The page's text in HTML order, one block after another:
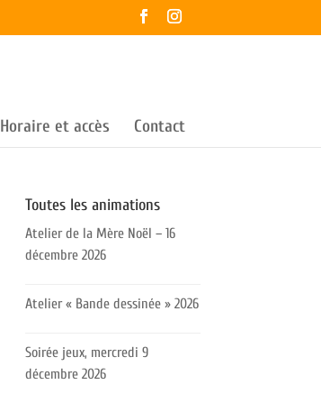
Horaire et accès Contact
Toutes les animations
Atelier de la Mère Noël – 16
décembre 2026
Atelier « Bande dessinée » 2026
Soirée jeux, mercredi 9
décembre 2026